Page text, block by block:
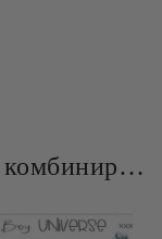
Продукта е подобен или се комбинира добре и със следните продукти :